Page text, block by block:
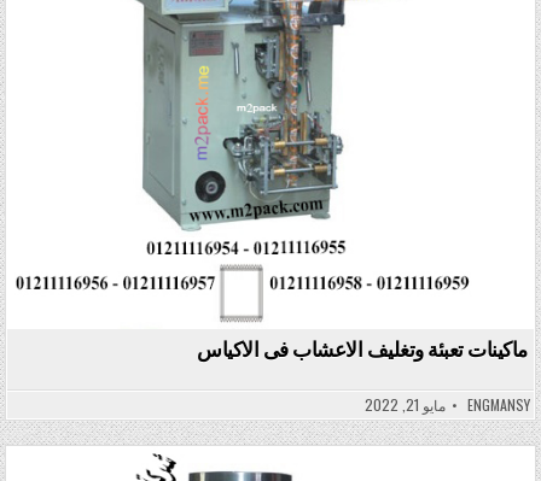
ماكينات تعبئة وتغليف الاعشاب فى الاكياس
ENGMANSY مايو 21, 2022